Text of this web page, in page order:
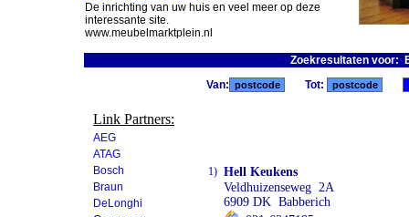
De inrichting van uw huis en veel meer op deze
interessante site.
www.meubelmarktplein.nl
Zoekresultaten voor:
Link Partners:
AEG
ATAG
Bosch
Braun
DeLonghi
Van: Tot:
1) Hell Keukens
Veldhuizenseweg 2A
6909 DK Babberich